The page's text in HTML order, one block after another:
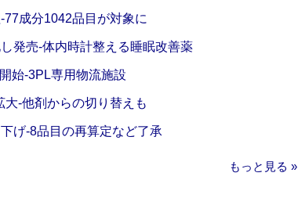
成分1042品目が対象に
発売‐体内時計整える睡眠改善薬
始‐3PL専用物流施設
‐他剤からの切り替えも
げ‐8品目の再算定など了承
もっと見る »